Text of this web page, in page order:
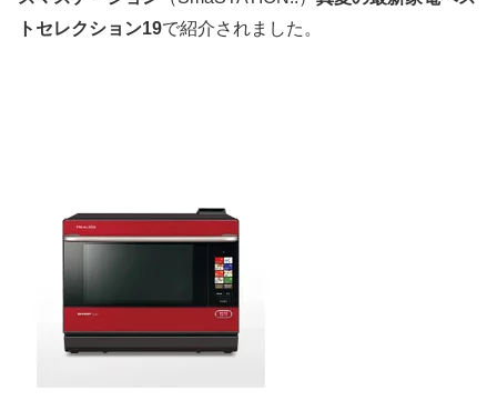
トセレクション19で紹介されました。